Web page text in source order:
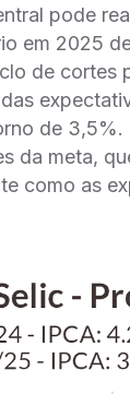
pode
em 2025
de cortes
de
da meta,
como as